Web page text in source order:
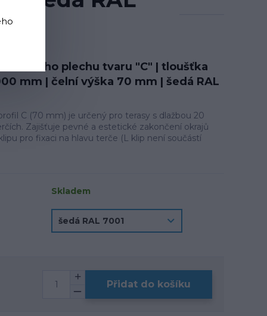
plechu tvaru "C" | tloušťka
mm | čelní výška 70 mm | šedá RAL
C (70 mm) je určený pro terasy s dlažbou 20
Zajišťuje pevné a estetické zakončení okrajů
pro fixaci na hlavu terče (L klip není součástí
Skladem
Přidat do košíku